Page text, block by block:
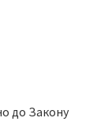
до Закону